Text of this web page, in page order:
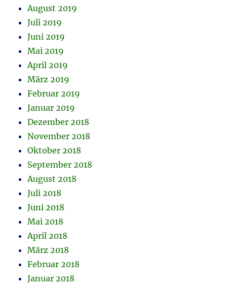
August 2019
Juli 2019
Juni 2019
Mai 2019
April 2019
März 2019
Februar 2019
Januar 2019
Dezember 2018
November 2018
Oktober 2018
September 2018
August 2018
Juli 2018
Juni 2018
Mai 2018
April 2018
März 2018
Februar 2018
Januar 2018